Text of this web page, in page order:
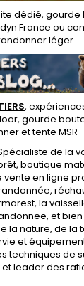
dédié, gourde
France ou
léger
,
, gourde
ettente MSR
de la
boutique
vente en ligne
la
, et
la nature, de la
et
techniques de
et leader des